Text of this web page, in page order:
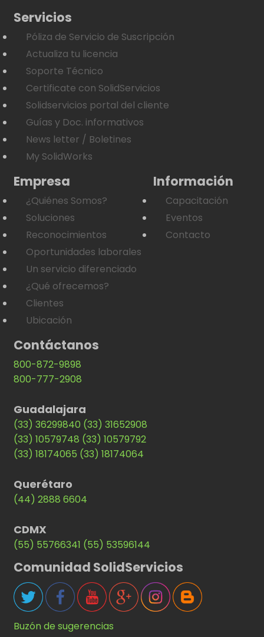
Servicios
Póliza de Servicio de Suscripción
Actualiza tu licencia
Soporte Técnico
Certificate con SolidServicios
Solidservicios portal del cliente
Guías y Doc. informativos
News letter / Boletines
My SolidWorks
Empresa
¿Quiénes Somos?
Soluciones
Reconocimientos
Oportunidades laborales
Un servicio diferenciado
¿Qué ofrecemos?
Clientes
Ubicación
Información
Capacitación
Eventos
Contacto
Contáctanos
800-872-9898
800-777-2908
Guadalajara
(33) 36299840 (33) 31652908
(33) 10579748 (33) 10579792
(33) 18174065 (33) 18174064
Querétaro
(44) 2888 6604
CDMX
(55) 55766341 (55) 53596144
Comunidad SolidServicios
Buzón de sugerencias